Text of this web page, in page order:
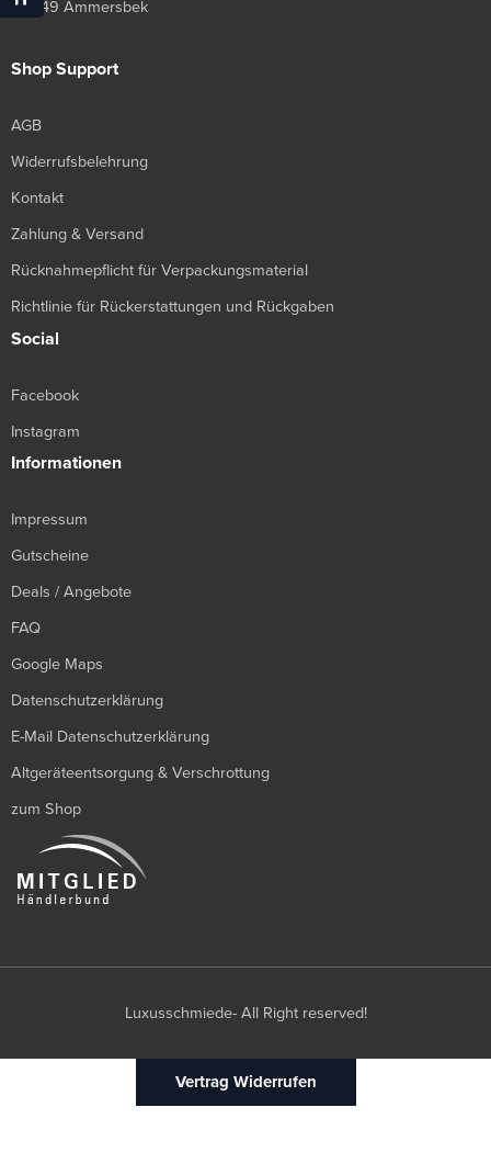
22949 Ammersbek
Shop Support
AGB
Widerrufsbelehrung
Kontakt
Zahlung & Versand
Rücknahmepflicht für Verpackungsmaterial
Richtlinie für Rückerstattungen und Rückgaben
Social
Facebook
Instagram
Informationen
Impressum
Gutscheine
Deals / Angebote
FAQ
Google Maps
Datenschutzerklärung
E-Mail Datenschutzerklärung
Altgeräteentsorgung & Verschrottung
zum Shop
Luxusschmiede- All Right reserved!
Vertrag Widerrufen